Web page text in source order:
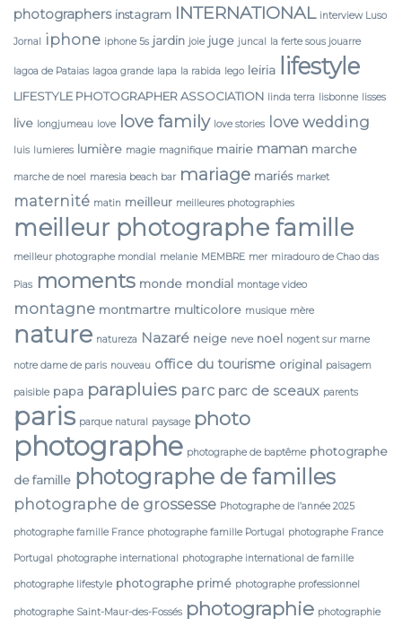
photographers instagram INTERNATIONAL interview Luso
Jornal iphone iphone 5s jardin joie juge juncal la ferte sous jouarre
lagoa de Pataias lagoa grande lapa la rabida lego leiria lifestyle
LIFESTYLE PHOTOGRAPHER ASSOCIATION linda terra lisbonne lisses
live longjumeau love love family love stories love wedding
luis lumieres lumière magie magnifique mairie maman marche
marche de noel maresia beach bar mariage mariés market
maternité matin meilleur meilleures photographies
meilleur photographe famille
meilleur photographe mondial melanie MEMBRE mer miradouro de Chao das
Pias moments monde mondial montage video
montagne montmartre multicolore musique mère
nature natureza Nazaré neige neve noel nogent sur marne
notre dame de paris nouveau office du tourisme original paisagem
paisible papa parapluies parc parc de sceaux parents
paris parque natural paysage photo
photographe photographe de baptême photographe
de famille photographe de familles
photographe de grossesse Photographe de l’année 2025
photographe famille France photographe famille Portugal photographe France
Portugal photographe international photographe international de famille
photographe lifestyle photographe primé photographe professionnel
photographe Saint-Maur-des-Fossés photographie photographie